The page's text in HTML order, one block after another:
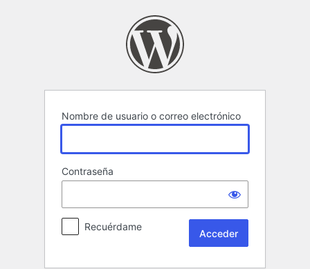
Nombre de usuario o correo electrónico
Contraseña
Recuérdame